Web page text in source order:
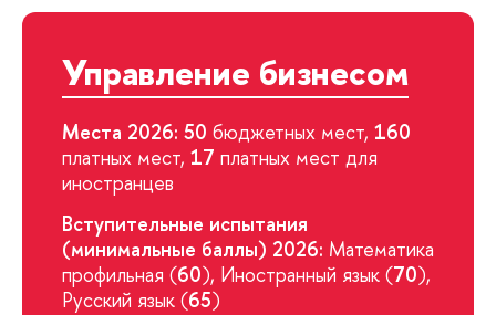
Управление бизнесом
Места 2026: 50 бюджетных мест, 160
платных мест, 17 платных мест для
иностранцев
Вступительные испытания
(минимальные баллы) 2026: Математика
профильная (60), Иностранный язык (70),
Русский язык (65)